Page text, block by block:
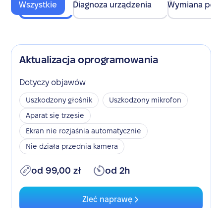
Wszystkie Diagnoza urządzenia Wymiana
Aktualizacja oprogramowania
Dotyczy objawów
Uszkodzony głośnik
Uszkodzony mikrofon
Aparat się trzęsie
Ekran nie rozjaśnia automatycznie
Nie działa przednia kamera
od 99,00 zł od 2h
Zleć naprawę